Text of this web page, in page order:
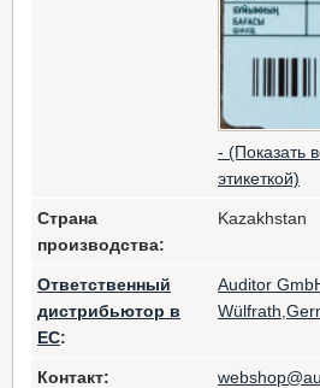
- (Показать
этикеткой)
Страна
производства:
Kazakhstan
Ответственный
дистрибьютор в
ЕС:
Auditor
Контакт: